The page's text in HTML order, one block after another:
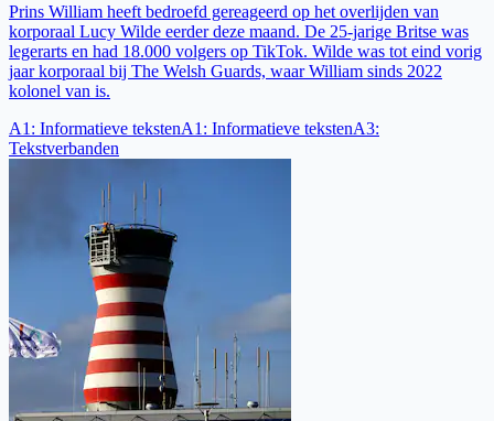
Prins William heeft bedroefd gereageerd op het overlijden van
korporaal Lucy Wilde eerder deze maand. De 25-jarige Britse was
legerarts en had 18.000 volgers op TikTok. Wilde was tot eind vorig
jaar korporaal bij The Welsh Guards, waar William sinds 2022
kolonel van is.
A1 : Informatieve tekstenA1 : Informatieve tekstenA3:
Tekstverbanden